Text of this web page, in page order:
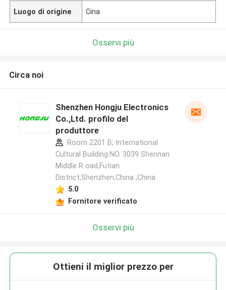
Luogo di origine Cina
Osservi più
Circa noi
Shenzhen Hongju Electronics
Co.,Ltd. profilo del
produttore
Room 2201 B, International
Cultural Building.NO. 3039 Shennan
Middle R oad,Futian
District,Shenzhen,China ,China
5.0
Fornitore verificato
Osservi più
Ottieni il miglior prezzo per